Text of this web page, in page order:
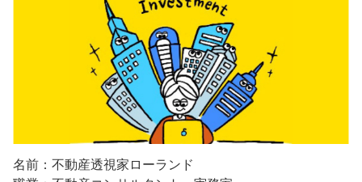
名前：不動産透視家ローランド